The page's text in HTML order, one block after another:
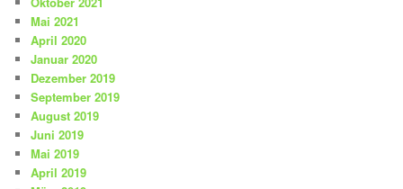
Mai 2021
April 2020
Januar 2020
Dezember 2019
September 2019
August 2019
Juni 2019
Mai 2019
April 2019